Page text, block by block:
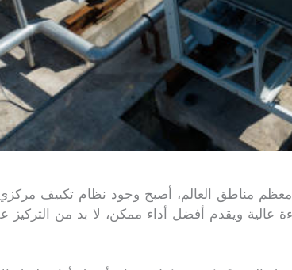
مناطق العالم، أصبح وجود نظام تكييف
عالية ويقدم أفضل أداء ممكن، لا بد من التركيز